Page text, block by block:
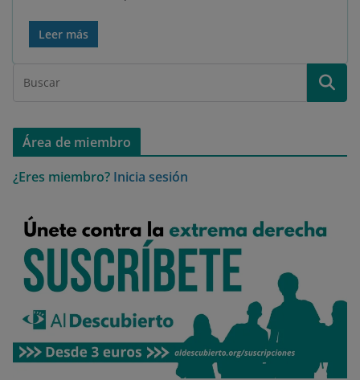
Leer más
Área de miembro
¿Eres miembro? Inicia sesión